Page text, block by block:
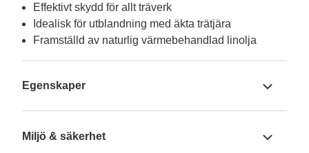
Effektivt skydd för allt träverk
Idealisk för utblandning med äkta trätjära
Framställd av naturlig värmebehandlad linolja
Egenskaper
Miljö & säkerhet